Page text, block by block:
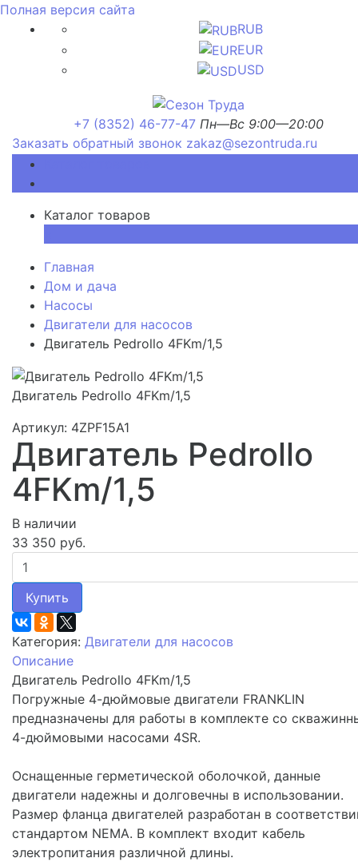
Полная версия сайта
RUB
EUR
USD
+7 (8352) 46-77-47 Пн—Вс 9:00—20:00
Заказать обратный звонок zakaz@sezontruda.ru
Каталог товаров
Главная
Дом и дача
Насосы
Двигатели для насосов
Двигатель Pedrollo 4FKm/1,5
Двигатель Pedrollo 4FKm/1,5
Артикул: 4ZPF15A1
Двигатель Pedrollo
4FKm/1,5
В наличии
33 350 руб.
Купить
Категория: Двигатели для насосов
Описание
Двигатель Pedrollo 4FKm/1,5
Погружные 4-дюймовые двигатели FRANKLIN
предназначены для работы в комплекте со
4-дюймовыми насосами 4SR.
Оснащенные герметической оболочкой, данные
двигатели надежны и долговечны в использовании.
Размер фланца двигателей разработан в
стандартом NEMA. В комплект входит кабель
электропитания различной длины.